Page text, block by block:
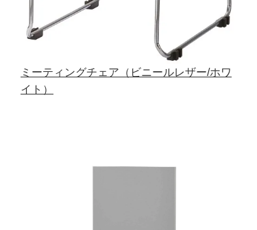
ミーティングチェア（ビニールレザー/ホワ
イト）